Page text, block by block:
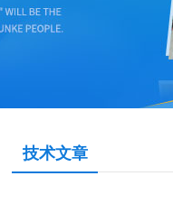
技术文章